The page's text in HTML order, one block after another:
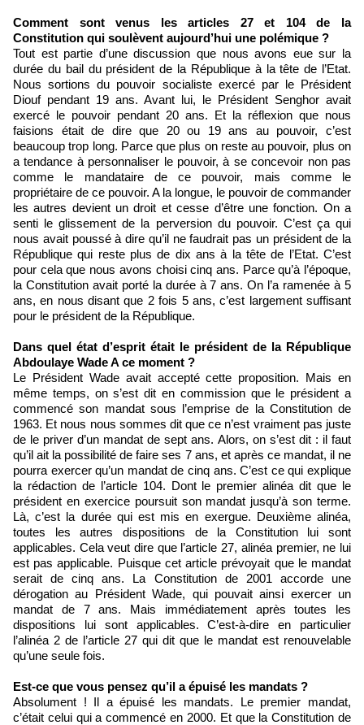
Comment sont venus les articles 27 et 104 de la
Constitution qui soulèvent aujourd’hui une polémique ?
Tout est partie d’une discussion que nous avons eue sur la
durée du bail du président de la République à la tête de l’Etat.
Nous sortions du pouvoir socialiste exercé par le Président
Diouf pendant 19 ans. Avant lui, le Président Senghor avait
exercé le pouvoir pendant 20 ans. Et la réflexion que nous
faisions était de dire que 20 ou 19 ans au pouvoir, c’est
beaucoup trop long. Parce que plus on reste au pouvoir, plus on
a tendance à personnaliser le pouvoir, à se concevoir non pas
comme le mandataire de ce pouvoir, mais comme le
propriétaire de ce pouvoir. A la longue, le pouvoir de commander
les autres devient un droit et cesse d’être une fonction. On a
senti le glissement de la perversion du pouvoir. C’est ça qui
nous avait poussé à dire qu’il ne faudrait pas un président de la
République qui reste plus de dix ans à la tête de l’Etat. C’est
pour cela que nous avons choisi cinq ans. Parce qu’à l’époque,
la Constitution avait porté la durée à 7 ans. On l’a ramenée à 5
ans, en nous disant que 2 fois 5 ans, c’est largement suffisant
pour le président de la République.
Dans quel état d’esprit était le président de la République
Abdoulaye Wade A ce moment ?
Le Président Wade avait accepté cette proposition. Mais en
même temps, on s’est dit en commission que le président a
commencé son mandat sous l’emprise de la Constitution de
1963. Et nous nous sommes dit que ce n’est vraiment pas juste
de le priver d’un mandat de sept ans. Alors, on s’est dit : il faut
qu’il ait la possibilité de faire ses 7 ans, et après ce mandat, il ne
pourra exercer qu’un mandat de cinq ans. C’est ce qui explique
la rédaction de l’article 104. Dont le premier alinéa dit que le
président en exercice poursuit son mandat jusqu’à son terme.
Là, c’est la durée qui est mis en exergue. Deuxième alinéa,
toutes les autres dispositions de la Constitution lui sont
applicables. Cela veut dire que l’article 27, alinéa premier, ne lui
est pas applicable. Puisque cet article prévoyait que le mandat
serait de cinq ans. La Constitution de 2001 accorde une
dérogation au Président Wade, qui pouvait ainsi exercer un
mandat de 7 ans. Mais immédiatement après toutes les
dispositions lui sont applicables. C’est-à-dire en particulier
l’alinéa 2 de l’article 27 qui dit que le mandat est renouvelable
qu’une seule fois.
Est-ce que vous pensez qu’il a épuisé les mandats ?
Absolument ! Il a épuisé les mandats. Le premier mandat,
c’était celui qui a commencé en 2000. Et que la Constitution de